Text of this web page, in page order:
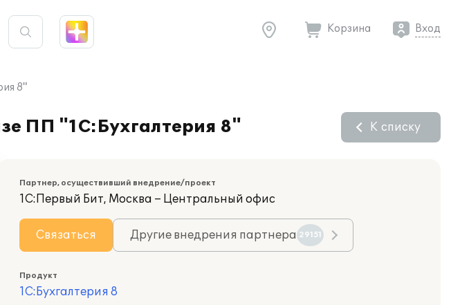
Корзина Вход
8"
ПП "1С:Бухгалтерия 8" К списку
Партнер, осуществивший внедрение/проект
1С:Первый Бит, Москва – Центральный офис
Связаться Другие внедрения партнера 29151
Продукт
1С:Бухгалтерия 8